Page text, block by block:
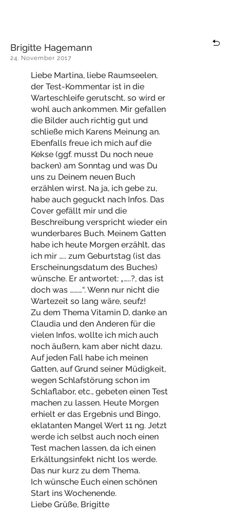
Brigitte Hagemann
24. November 2017
Liebe Martina, liebe Raumseelen,
der Test-Kommentar ist in die
Warteschleife gerutscht, so wird er
wohl auch ankommen. Mir gefallen
die Bilder auch richtig gut und
schließe mich Karens Meinung an.
Ebenfalls freue ich mich auf die
Kekse (ggf. musst Du noch neue
backen) am Sonntag und was Du
uns zu Deinem neuen Buch
erzählen wirst. Na ja, ich gebe zu,
habe auch geguckt nach Infos. Das
Cover gefällt mir und die
Beschreibung verspricht wieder ein
wunderbares Buch. Meinem Gatten
habe ich heute Morgen erzählt, das
ich mir ….. zum Geburtstag (ist das
Erscheinungsdatum des Buches)
wünsche. Er antwortet: „…..?, das ist
doch was ………“. Wenn nur nicht die
Wartezeit so lang wäre, seufz!
Zu dem Thema Vitamin D, danke an
Claudia und den Anderen für die
vielen Infos, wollte ich mich auch
noch äußern, kam aber nicht dazu.
Auf jeden Fall habe ich meinen
Gatten, auf Grund seiner Müdigkeit,
wegen Schlafstörung schon im
Schlaflabor, etc., gebeten einen Test
machen zu lassen. Heute Morgen
erhielt er das Ergebnis und Bingo,
eklatanten Mangel Wert 11 ng. Jetzt
werde ich selbst auch noch einen
Test machen lassen, da ich einen
Erkältungsinfekt nicht los werde.
Das nur kurz zu dem Thema.
Ich wünsche Euch einen schönen
Start ins Wochenende.
Liebe Grüße, Brigitte